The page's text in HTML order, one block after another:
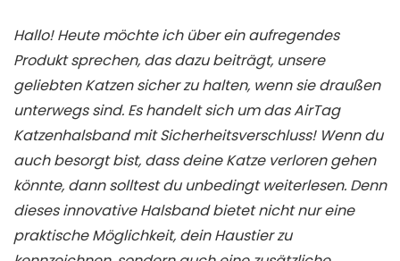
Hallo! Heute möchte ich über ein aufregendes
Produkt sprechen, das dazu beiträgt, unsere
geliebten Katzen sicher zu halten, wenn sie draußen
unterwegs sind. Es handelt sich um das AirTag
Katzenhalsband mit Sicherheitsverschluss! Wenn du
auch besorgt bist, dass deine Katze verloren gehen
könnte, dann solltest du unbedingt weiterlesen. Denn
dieses innovative Halsband bietet nicht nur eine
praktische Möglichkeit, dein Haustier zu